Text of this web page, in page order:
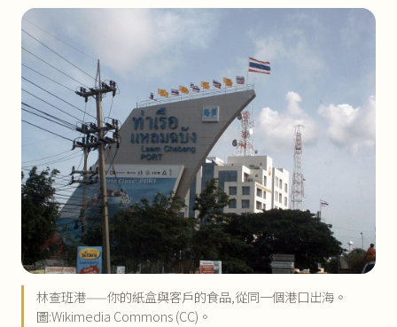
林查班港——你的紙盒與客戶的食品,從同一個港口出海。
圖:Wikimedia Commons (CC)。